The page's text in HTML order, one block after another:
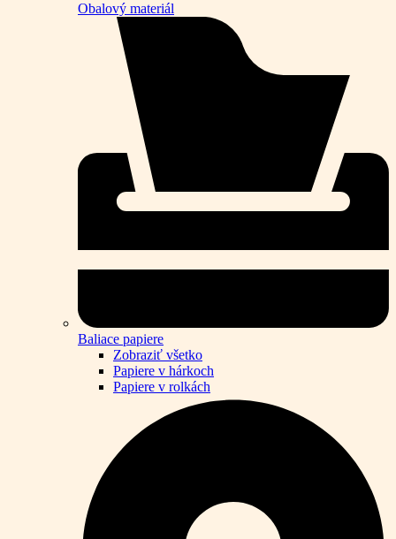
Obalový materiál
Baliace papiere
Zobraziť všetko
Papiere v hárkoch
Papiere v rolkách